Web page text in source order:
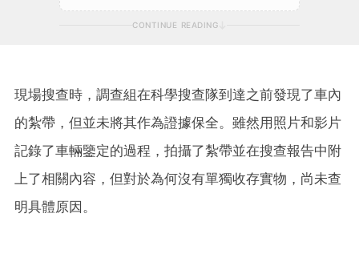
CONTINUE READING
現場搜查時，調查組在科學搜查隊到達之前發現了車內
的紮帶，但並未將其作為證據保全。雖然用照片和影片
記錄了車輛鑒定的過程，拍攝了紮帶並在搜查報告中附
上了相關內容，但對於為何沒有單獨收存實物，尚未查
明具體原因。